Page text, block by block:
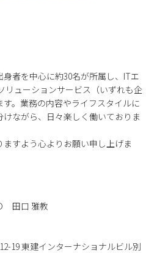
者を中心に約30名が所属し、ITエ
リューションサービス（いずれも企
。業務の内容やライフスタイルに
ながら、日々楽しく働いておりま
すよう心よりお願い申し上げま
田口 雅教
19 東建インターナショナルビル別